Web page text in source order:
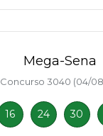
Mega-Sena
Concurso 3040 (04/
16 24 30